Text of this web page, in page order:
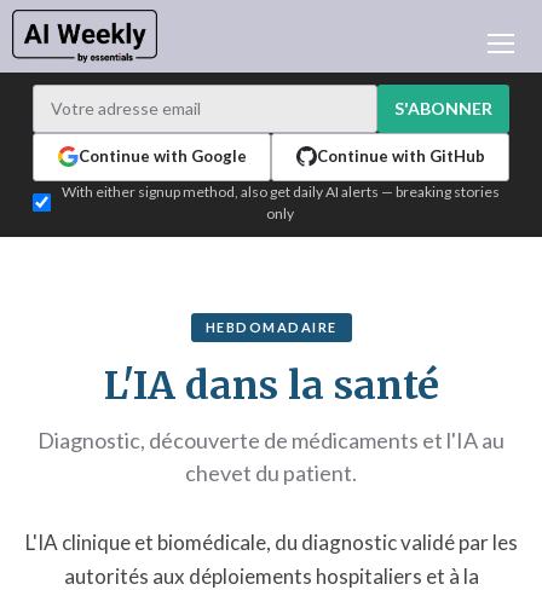
APPRENDRE L'IA
L'ACTU IA DU JOUR
TEST EDITION BUILDER
CONNEXION
S'ABONNER
Continue with Google Continue with GitHub
With either signup method, also get daily AI alerts — breaking stories
only
HEBDOMADAIRE
L'IA dans la santé
Diagnostic, découverte de médicaments et l'IA au
chevet du patient.
L'IA clinique et biomédicale, du diagnostic validé par les
autorités aux déploiements hospitaliers et à la